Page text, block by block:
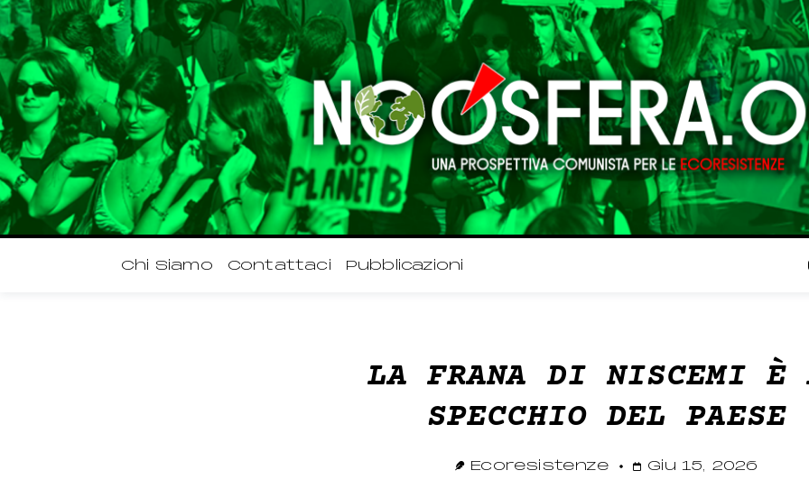
Chi Siamo Contattaci Pubblicazioni
LA FRANA DI NISCEMI È
SPECCHIO DEL PAESE
Ecoresistenze Giu 15, 2026